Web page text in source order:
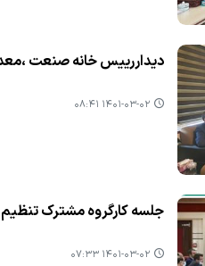
دیداررییس خانه صنعت
۱۴۰۱-۰۳-۰۲ ۰۸:۴۱
جلسه كارگروه مشترك تنظیم
۱۴۰۱-۰۳-۰۲ ۰۷:۳۳